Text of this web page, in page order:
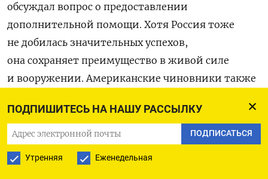
ПОДПИШИТЕСЬ НА НАШУ РАССЫЛКУ
ПОДПИСАТЬСЯ
Утренняя Еженедельная
обсуждал вопрос о предоставлении
дополнительной помощи. Хотя Россия тоже
не добилась значительных успехов,
она сохраняет преимущество в живой силе
и вооружении. Американские чиновники также
Украины, особенно после того, как
контрнаступление Киева провалилось, лишив
вооруженные силы материально-технической
базы и морального духа. Представитель Совета